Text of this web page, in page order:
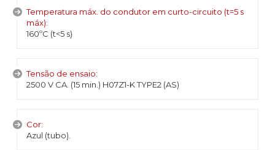
Temperatura máx. do condutor em curto-circuito (t=5 s
máx):
160ºC (t<5 s)
Tensão de ensaio:
2500 V CA. (15 min.) H07Z1-K TYPE2 (AS)
Cor:
Azul (tubo).